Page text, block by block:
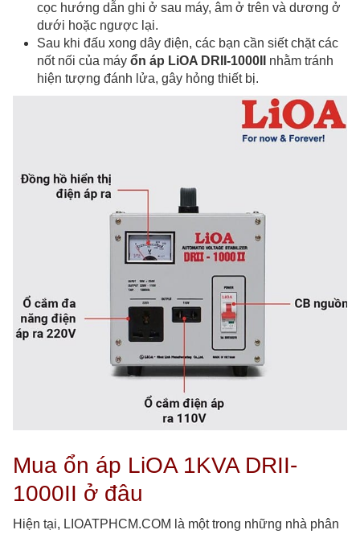
cọc hướng dẫn ghi ở sau máy, âm ở trên và dương ở
dưới hoặc ngược lại.
Sau khi đấu xong dây điện, các bạn cần siết chặt các
nốt nối của máy ổn áp LiOA DRII-1000II
nhằm tránh
hiện tượng đánh lửa, gây hỏng thiết bị.
Mua ổn áp LiOA 1KVA DRII-
1000II ở đâu
Hiện tại, LIOATPHCM.COM là một trong những nhà phân